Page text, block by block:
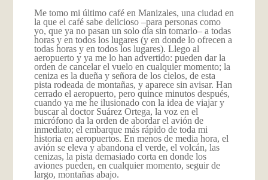
Me tomo mi último café en Manizales, una ciudad en
la que el café sabe delicioso –para personas como
yo, que ya no pasan un solo día sin tomarlo– a todas
horas y en todos los lugares (y en donde lo ofrecen a
todas horas y en todos los lugares). Llego al
aeropuerto y ya me lo han advertido: pueden dar la
orden de cancelar el vuelo en cualquier momento; la
ceniza es la dueña y señora de los cielos, de esta
pista rodeada de montañas, y aparece sin avisar. Han
cerrado el aeropuerto, pero quince minutos después,
cuando ya me he ilusionado con la idea de viajar y
buscar al doctor Suárez Ortega, la voz en el
micrófono da la orden de abordar el avión de
inmediato; el embarque más rápido de toda mi
historia en aeropuertos. En menos de media hora, el
avión se eleva y abandona el verde, el volcán, las
cenizas, la pista demasiado corta en donde los
aviones pueden, en cualquier momento, seguir de
largo, montañas abajo.